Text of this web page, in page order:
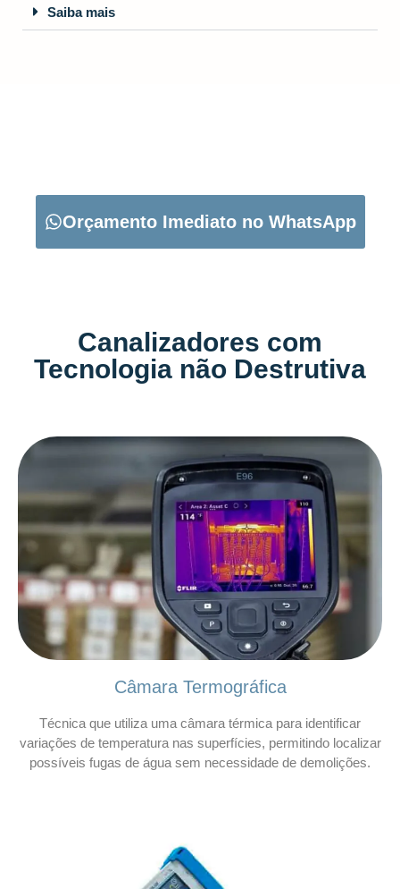
Saiba mais
Orçamento Imediato no WhatsApp
Canalizadores com
Tecnologia não Destrutiva
Câmara Termográfica
Técnica que utiliza uma câmara térmica para identificar
variações de temperatura nas superfícies, permitindo localizar
possíveis fugas de água sem necessidade de demolições.